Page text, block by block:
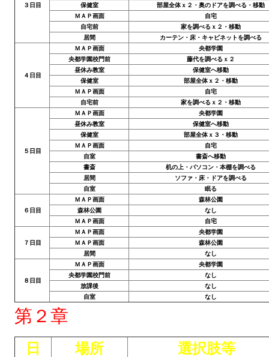
SB Corset Armor CBBE SSE BodySlide (with Physics)
Wedding Wear CBBE SSE BodySlide (with Physics)
Работы Тестера 55
Наёмный оборотень
Небесный воин
Немного героев меча и магии
Расширенная версия Х3
REBalance
Работы Kuroneko
Doom 3 Remaster Fan Edition
X2 - The Threat Remaster Fan Edition
Quake III Arena Remaster Fan Edition
Star Trek Voyager Elite Force Remaster Fan Edition
Sacred Gold Remaster Fan Edition
Red Faction remaster Fan Edition
３日目
保健室
部屋全体ｘ２・奥のドアを調べる・移動
ＭＡＰ画面
自宅
自宅前
家を調べるｘ２・移動
居間
カーテン・床・キャビネットを調べる
４日目
ＭＡＰ画面
央都学園
央都学園校門前
藤代を調べるｘ２
昼休み教室
保健室へ移動
保健室
部屋全体ｘ２・移動
ＭＡＰ画面
自宅
自宅前
家を調べるｘ２・移動
５日目
ＭＡＰ画面
央都学園
昼休み教室
保健室へ移動
保健室
部屋全体ｘ３・移動
ＭＡＰ画面
自宅
自室
書斎へ移動
書斎
机の上・パソコン・本棚を調べる
居間
ソファ・床・ドアを調べる
自室
眠る
６日目
ＭＡＰ画面
森林公園
森林公園
なし
ＭＡＰ画面
自宅
７日目
ＭＡＰ画面
央都学園
ＭＡＰ画面
森林公園
居間
なし
８日目
ＭＡＰ画面
央都学園
央都学園校門前
なし
放課後
なし
自室
なし
第２章
日 場所 選択肢等